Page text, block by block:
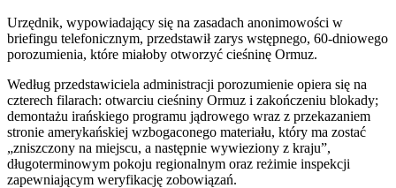
Urzędnik, wypowiadający się na zasadach anonimowości w
briefingu telefonicznym, przedstawił zarys wstępnego, 60-dniowego
porozumienia, które miałoby otworzyć cieśninę Ormuz.
Według przedstawiciela administracji porozumienie opiera się na
czterech filarach: otwarciu cieśniny Ormuz i zakończeniu blokady;
demontażu irańskiego programu jądrowego wraz z przekazaniem
stronie amerykańskiej wzbogaconego materiału, który ma zostać
„zniszczony na miejscu, a następnie wywieziony z kraju”,
długoterminowym pokoju regionalnym oraz reżimie inspekcji
zapewniającym weryfikację zobowiązań.